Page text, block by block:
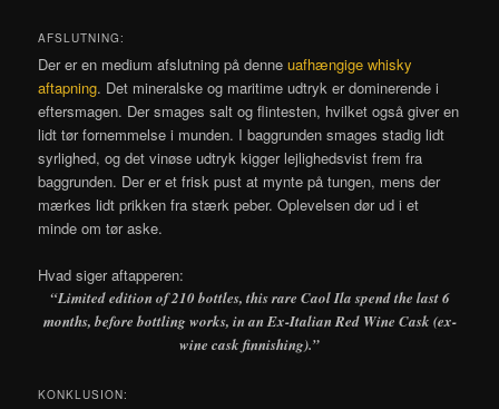
AFSLUTNING:
Der er en medium afslutning på denneuafhængige whisky
aftapning. Det mineralske og maritime udtryk er dominerende i
eftersmagen. Der smages salt og flintesten, hvilket også giver en
lidt tør fornemmelse i munden. I baggrunden smages stadig lidt
syrlighed, og det vinøse udtryk kigger lejlighedsvist frem fra
baggrunden. Der er et frisk pust at mynte på tungen, mens der
mærkes lidt prikken fra stærk peber. Oplevelsen dør ud i et
minde om tør aske.
Hvad siger aftapperen:
“Limited edition of 210 bottles, this rare Caol Ila spend the last 6
months, before bottling works, in an Ex-Italian Red Wine Cask (ex-
wine cask finnishing).”
KONKLUSION: